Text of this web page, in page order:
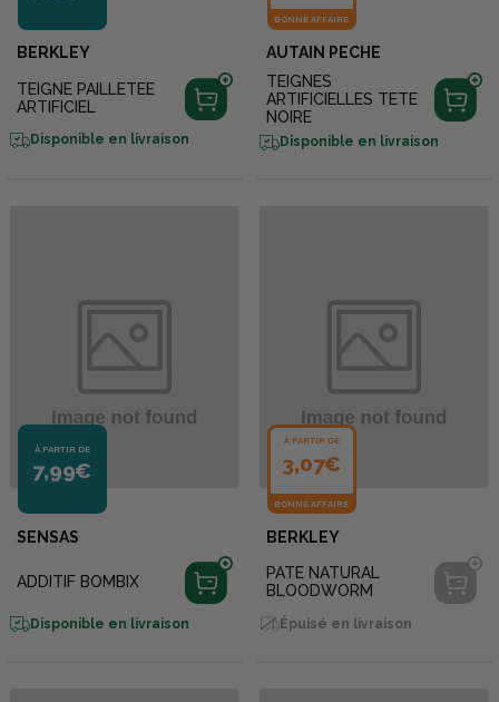
BERKLEY
TEIGNE PAILLETEE
ARTIFICIEL
Disponible en livraison
BONNE AFFAIRE
AUTAIN PECHE
TEIGNES
ARTIFICIELLES TETE
NOIRE
Disponible en livraison
À PARTIR DE
7,99€
SENSAS
ADDITIF BOMBIX
Disponible en livraison
À PARTIR DE
3,07€
BONNE AFFAIRE
BERKLEY
PATE NATURAL
BLOODWORM
Épuisé en livraison